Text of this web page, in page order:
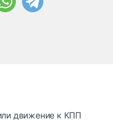
движение к КПП